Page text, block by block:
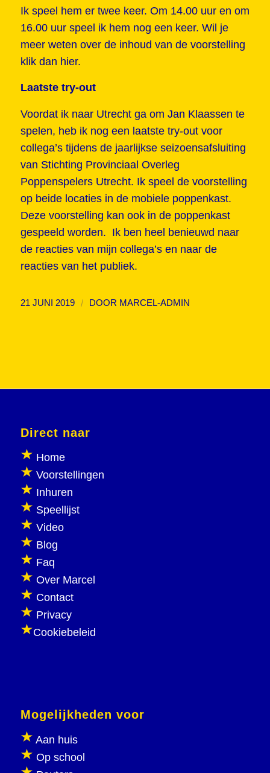
Ik speel hem er twee keer. Om 14.00 uur en om
16.00 uur speel ik hem nog een keer. Wil je
meer weten over de inhoud van de voorstelling
klik dan hier.
Laatste try-out
Voordat ik naar Utrecht ga om Jan Klaassen te
spelen, heb ik nog een laatste try-out voor
collega’s tijdens de jaarlijkse seizoensafsluiting
van Stichting Provinciaal Overleg
Poppenspelers Utrecht. Ik speel de voorstelling
op beide locaties in de mobiele poppenkast.
Deze voorstelling kan ook in de poppenkast
gespeeld worden. Ik ben heel benieuwd naar
de reacties van mijn collega’s en naar de
reacties van het publiek.
21 JUNI 2019 / DOOR MARCEL-ADMIN
Direct naar
Home
Voorstellingen
Inhuren
Speellijst
Video
Blog
Faq
Over Marcel
Contact
Privacy
Cookiebeleid
Mogelijkheden voor
Aan huis
Op school